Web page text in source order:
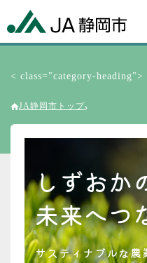
< class="category-heading">
JA静岡市トップ
しずおか
未来へつ
サスティナブルな農